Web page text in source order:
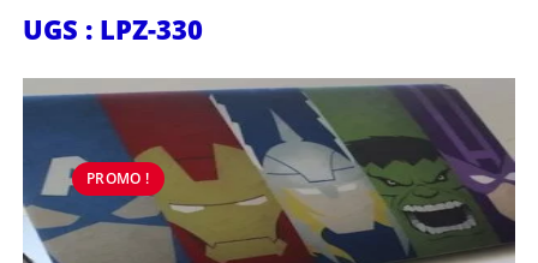
UGS : LPZ-330
PROMO !